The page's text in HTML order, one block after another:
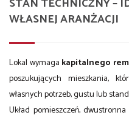
WŁASNEJ ARANŻACJI
Lokal wymaga kapitalnego
poszukujących mieszkania,
własnych potrzeb, gustu lub
Układ pomieszczeń,